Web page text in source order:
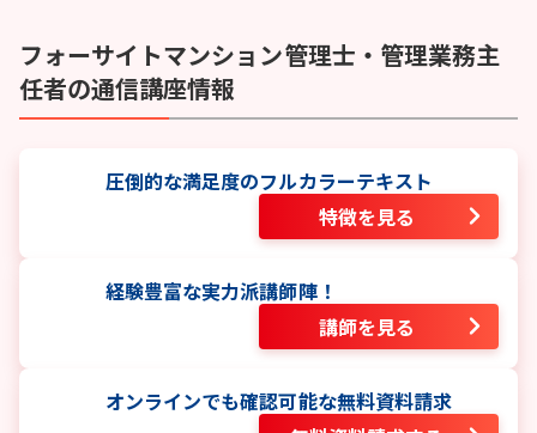
フォーサイトマンション管理士・管理業務主
任者の通信講座情報
圧倒的な満足度のフルカラーテキスト
特徴を見る
経験豊富な実力派講師陣！
講師を見る
オンラインでも確認可能な無料資料請求